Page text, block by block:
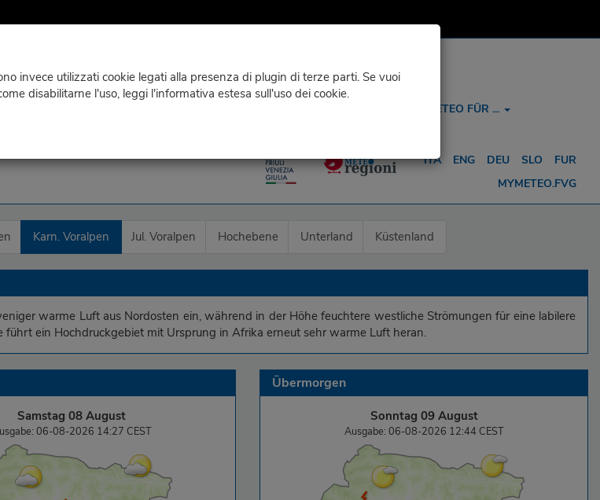
invece utilizzati cookie legati alla presenza di plugin di terze parti. Se vuoi
disabilitarne l'uso, leggi l'informativa estesa sull'uso dei cookie.
METEO FÜR ...
ITA ENG DEU SLO
FUR
MYMETEO.FVG
Karn. Voralpen Jul. Voralpen Hochebene Unterland Küstenland
warme Luft aus Nordosten ein, während in der Höhe feuchtere westliche Strömungen für eine labilere
ein Hochdruckgebiet mit Ursprung in Afrika erneut sehr warme Luft heran.
Samstag 08 August
06-08-2026 14:27 CEST
Übermorgen
Sonntag 09 August
Ausgabe: 06-08-2026 12:44 CEST